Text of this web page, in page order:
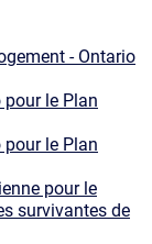
- Ontario
pour le Plan
pour le Plan
pour le
survivantes de